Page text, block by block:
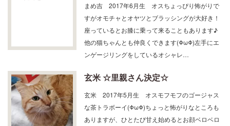
すがオモチャとオヤツとブラッシングが大好き！
座っているとお膝に乗って来ることもあります♪
他の猫ちゃんとも仲良くできます(ΦωΦ)左手にエ
ンゲージリングをしているオシャレ…
玄米 2017年5月生 オスモフモフのゴージャス
な茶トラボーイ(ΦωΦ)ちょっと怖がりなところも
ありますが、ひとたび甘え始めるとお顔ベロベロ
攻撃～( *´艸｀)人が大好きな甘えん坊でお喋り猫